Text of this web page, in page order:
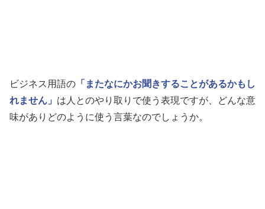
ビジネス用語の 「またなにかお聞きすることがあるかもし
れません」 は人とのやり取りで使う表現ですが、どんな意
味がありどのように使う言葉なのでしょうか。